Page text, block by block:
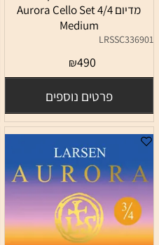
מדיום 4/4 Aurora Cello Set
Medium
LRSSC336901
₪490
פרטים נוספים